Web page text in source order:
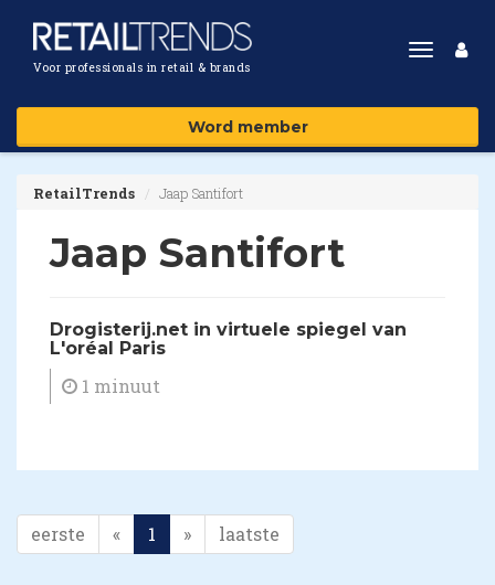
Voor professionals in retail & brands
Toggle
Word member
RetailTrends Jaap Santifort
Jaap Santifort
Drogisterij.net in virtuele spiegel van
L'oréal Paris
1 minuut
eerste « 1 » laatste